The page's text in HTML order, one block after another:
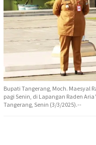
Bupati Tangerang, Moch. Maesyal
pagi Senin, di Lapangan Raden
Tangerang, Senin (3/3/2025).--